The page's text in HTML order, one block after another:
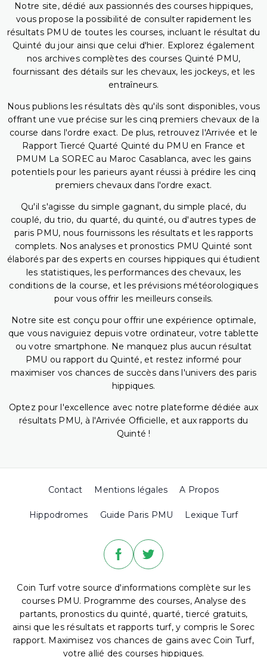
Notre site, dédié aux passionnés des courses hippiques,
vous propose la possibilité de consulter rapidement les
résultats PMU de toutes les courses, incluant le résultat du
Quinté du jour ainsi que celui d'hier. Explorez également
nos archives complètes des courses Quinté PMU,
fournissant des détails sur les chevaux, les jockeys, et les
entraîneurs.
Nous publions les résultats dès qu'ils sont disponibles, vous
offrant une vue précise sur les cinq premiers chevaux de la
course dans l'ordre exact. De plus, retrouvez l'Arrivée et le
Rapport Tiercé Quarté Quinté du PMU en France et
PMUM La SOREC au Maroc Casablanca, avec les gains
potentiels pour les parieurs ayant réussi à prédire les cinq
premiers chevaux dans l'ordre exact.
Qu'il s'agisse du simple gagnant, du simple placé, du
couplé, du trio, du quarté, du quinté, ou d'autres types de
paris PMU, nous fournissons les résultats et les rapports
complets. Nos analyses et pronostics PMU Quinté sont
élaborés par des experts en courses hippiques qui étudient
les statistiques, les performances des chevaux, les
conditions de la course, et les prévisions météorologiques
pour vous offrir les meilleurs conseils.
Notre site est conçu pour offrir une expérience optimale,
que vous naviguiez depuis votre ordinateur, votre tablette
ou votre smartphone. Ne manquez plus aucun résultat
PMU ou rapport du Quinté, et restez informé pour
maximiser vos chances de succès dans l'univers des paris
hippiques.
Optez pour l'excellence avec notre plateforme dédiée aux
résultats PMU, à l'Arrivée Officielle, et aux rapports du
Quinté !
Contact Mentions légales A Propos
Hippodromes Guide Paris PMU Lexique Turf
Coin Turf votre source d'informations complète sur les
courses PMU. Programme des courses, Analyse des
partants, pronostics du quinté, quarté, tiercé gratuits,
ainsi que les résultats et rapports turf, y compris le Sorec
rapport. Maximisez vos chances de gains avec Coin Turf,
votre allié des courses hippiques.